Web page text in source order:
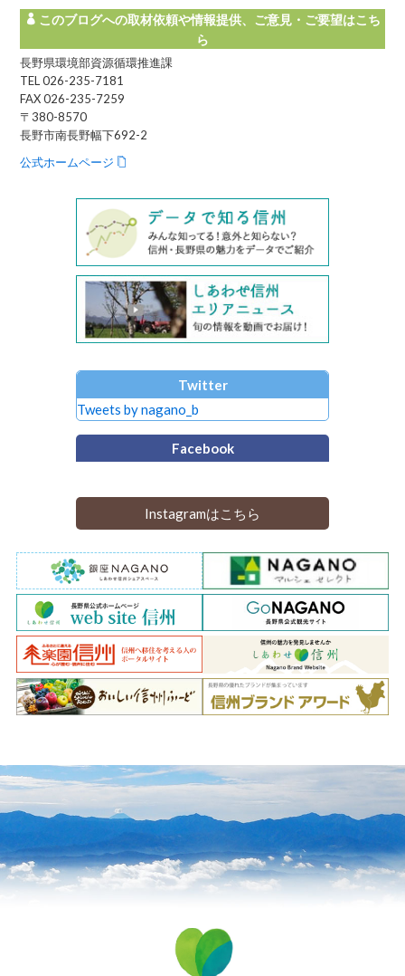
このブログへの取材依頼や情報提供、ご意見・ご要望はこち
ら
長野県環境部資源循環推進課
TEL 026-235-7181
FAX 026-235-7259
〒380-8570
長野市南長野幅下692-2
公式ホームページ
Twitter
Tweets by nagano_b
Facebook
Instagramはこちら